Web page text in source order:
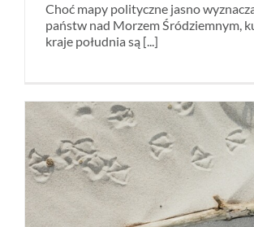
Choć mapy polityczne jasno
państw nad Morzem Śródziemnym,
kraje południa są [...]